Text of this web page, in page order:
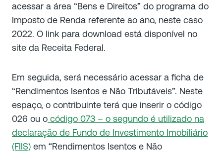
acessar a área “Bens e Direitos” do programa do
Imposto de Renda referente ao ano, neste caso
2022. O link para download está disponível no
site da Receita Federal.
Em seguida, será necessário acessar a ficha de
“Rendimentos Isentos e Não Tributáveis”. Neste
espaço, o contribuinte terá que inserir o código
026 ou o código 073 – o segundo é utilizado na
declaração de Fundo de Investimento Imobiliário
(FIIS) em “Rendimentos Isentos e Não